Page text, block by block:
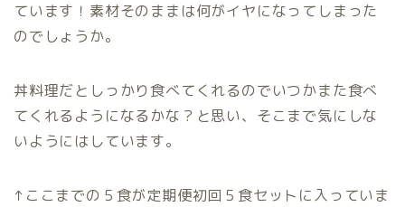
ています！素材そのままは何がイヤになってしまった
のでしょうか。
丼料理だとしっかり食べてくれるのでいつかまた食べ
てくれるようになるかな？と思い、そこまで気にしな
いようにはしています。
↑ここまでの５食が定期便初回５食セットに入っていま